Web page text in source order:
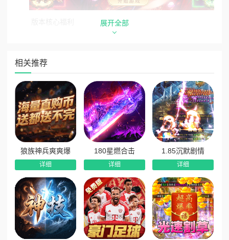
收、火龙神宠、火龙回血、超级神技，战力开荒一步到位。
3、全套赞助免费送：无需充值，新人上线直接领取全套赞
助特权，尊享专属福利与属性加成，开荒全程丝滑顺畅。
4、在线红包道具狂送：每日在线时长达标即可领取充值红
包、稀有道具，海量资源拿到手软，日常发育无压力。
5、七日登录专属特权：累计七日登录赠送海量养成材料、
6、纯白嫖超高扶持：全阶段白嫖福利覆盖，玩法丰富、奖
励海量，长期游玩惊喜不断，零氪体验拉满。
7、首爆首杀福利不断：全服首杀、装备首爆奖励全覆盖，
每一次突破都有专属奖励，惊喜不间断。
展开全部
相关推荐
狼族神兵爽爽爆
详细
180星燃合击
详细
1.85沉默剧情
详细